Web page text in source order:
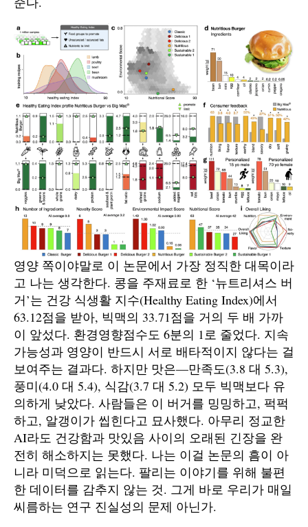
영양 쪽이야말로 이 논문에서 가장 정직한 대목이라
고 나는 생각한다. 콩을 주재료로 한 ‘뉴트리셔스 버
거’는 건강 식생활 지수(Healthy Eating Index)에서
63.12점을 받아, 빅맥의 33.71점을 거의 두 배 가까
이 앞섰다. 환경영향점수도 6분의 1로 줄었다. 지속
가능성과 영양이 반드시 서로 배타적이지 않다는 걸
보여주는 결과다. 하지만 맛은—만족도(3.8 대 5.3),
풍미(4.0 대 5.4), 식감(3.7 대 5.2) 모두 빅맥보다 유
의하게 낮았다. 사람들은 이 버거를 밍밍하고, 퍽퍽
하고, 알갱이가 씹힌다고 묘사했다. 아무리 정교한
AI라도 건강함과 맛있음 사이의 오래된 긴장을 완
전히 해소하지는 못했다. 나는 이걸 논문의 흠이 아
니라 미덕으로 읽는다. 팔리는 이야기를 위해 불편
한 데이터를 감추지 않는 것. 그게 바로 우리가 매일
씨름하는 연구 진실성의 문제 아닌가.